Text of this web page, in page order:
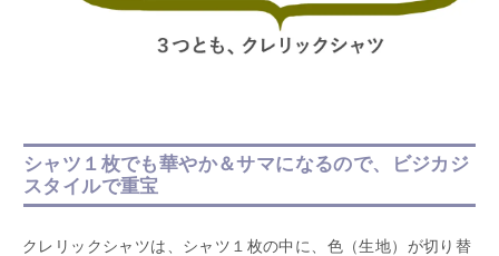
シャツ１枚でも華やか＆サマになるので、ビジカジ
スタイルで重宝
クレリックシャツは、シャツ１枚の中に、色（生地）が切り替